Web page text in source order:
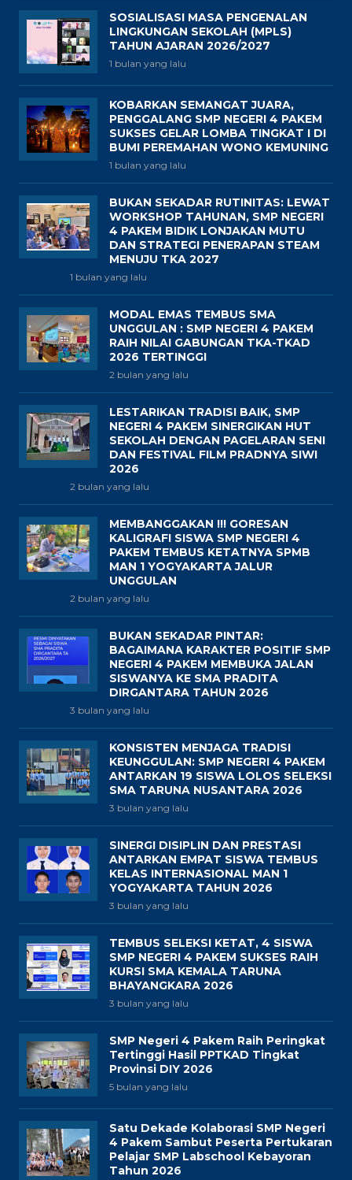
SOSIALISASI MASA PENGENALAN
LINGKUNGAN SEKOLAH (MPLS)
TAHUN AJARAN 2026/2027
1 bulan yang lalu
KOBARKAN SEMANGAT JUARA,
PENGGALANG SMP NEGERI 4 PAKEM
SUKSES GELAR LOMBA TINGKAT I DI
BUMI PEREMAHAN WONO KEMUNING
1 bulan yang lalu
BUKAN SEKADAR RUTINITAS: LEWAT
WORKSHOP TAHUNAN, SMP NEGERI
4 PAKEM BIDIK LONJAKAN MUTU
DAN STRATEGI PENERAPAN STEAM
MENUJU TKA 2027
1 bulan yang lalu
MODAL EMAS TEMBUS SMA
UNGGULAN : SMP NEGERI 4 PAKEM
RAIH NILAI GABUNGAN TKA-TKAD
2026 TERTINGGI
2 bulan yang lalu
LESTARIKAN TRADISI BAIK, SMP
NEGERI 4 PAKEM SINERGIKAN HUT
SEKOLAH DENGAN PAGELARAN SENI
DAN FESTIVAL FILM PRADNYA SIWI
2026
2 bulan yang lalu
MEMBANGGAKAN !!! GORESAN
KALIGRAFI SISWA SMP NEGERI 4
PAKEM TEMBUS KETATNYA SPMB
MAN 1 YOGYAKARTA JALUR
UNGGULAN
2 bulan yang lalu
BUKAN SEKADAR PINTAR:
BAGAIMANA KARAKTER POSITIF SMP
NEGERI 4 PAKEM MEMBUKA JALAN
SISWANYA KE SMA PRADITA
DIRGANTARA TAHUN 2026
3 bulan yang lalu
KONSISTEN MENJAGA TRADISI
KEUNGGULAN: SMP NEGERI 4 PAKEM
ANTARKAN 19 SISWA LOLOS SELEKSI
SMA TARUNA NUSANTARA 2026
3 bulan yang lalu
SINERGI DISIPLIN DAN PRESTASI
ANTARKAN EMPAT SISWA TEMBUS
KELAS INTERNASIONAL MAN 1
YOGYAKARTA TAHUN 2026
3 bulan yang lalu
TEMBUS SELEKSI KETAT, 4 SISWA
SMP NEGERI 4 PAKEM SUKSES RAIH
KURSI SMA KEMALA TARUNA
BHAYANGKARA 2026
3 bulan yang lalu
SMP Negeri 4 Pakem Raih Peringkat
Tertinggi Hasil PPTKAD Tingkat
Provinsi DIY 2026
5 bulan yang lalu
Satu Dekade Kolaborasi SMP Negeri
4 Pakem Sambut Peserta Pertukaran
Pelajar SMP Labschool Kebayoran
Tahun 2026